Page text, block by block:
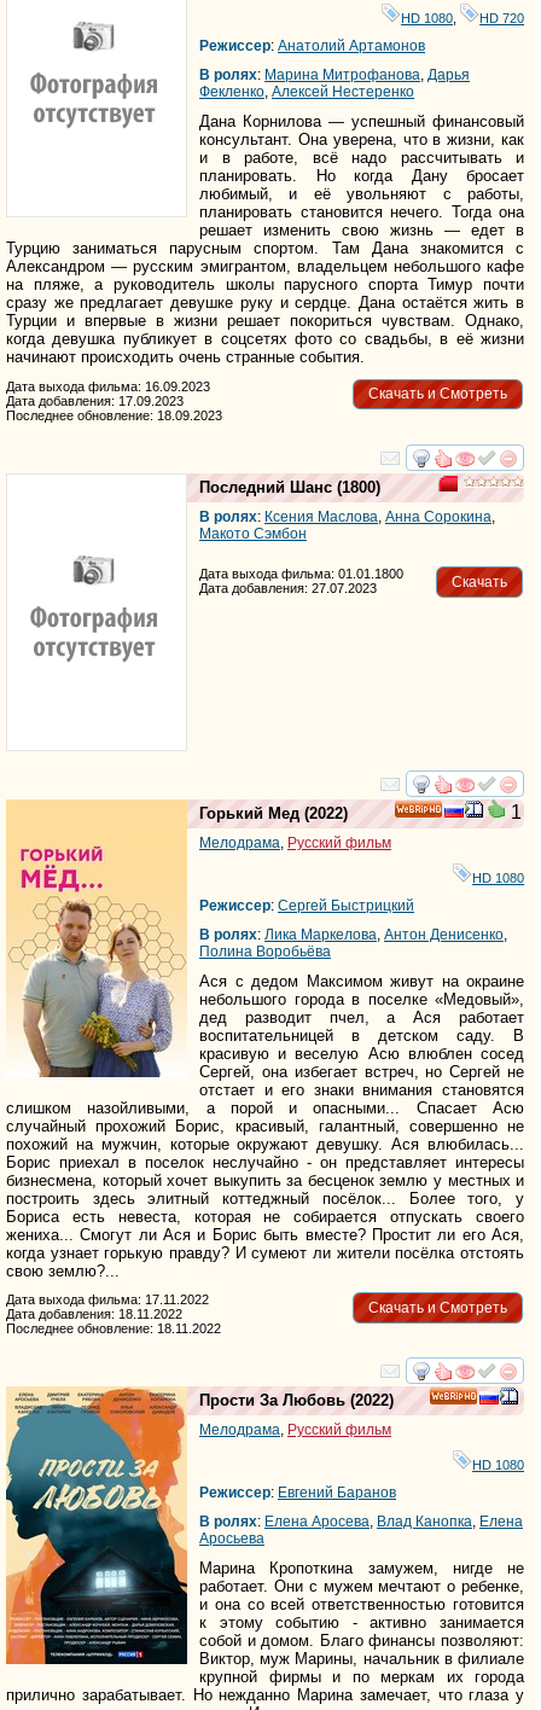
HD 1080 HD 720
Режиссер: Анатолий Артамонов
В ролях: Марина Митрофанова Дарья
Фекленко Алексей Нестеренко
Дана Корнилова — успешный финансовый
консультант. Она уверена, что в жизни, как
и в работе, всё надо рассчитывать и
планировать. Но когда Дану бросает
любимый, и её увольняют с работы,
планировать становится нечего. Тогда она
решает изменить свою жизнь — едет в
Турцию заниматься парусным спортом. Там Дана знакомится с
Александром — русским эмигрантом, владельцем небольшого кафе
на пляже, а руководитель школы парусного спорта Тимур почти
сразу же предлагает девушке руку и сердце. Дана остаётся жить в
Турции и впервые в жизни решает покориться чувствам. Однако,
когда девушка публикует в соцсетях фото со свадьбы, в её жизни
начинают происходить очень странные события.
Скачать и Смотреть
Дата выхода фильма: 16.09.2023
Дата добавления: 17.09.2023
Последнее обновление: 18.09.2023
смотреть
Последний Шанс (1800)
В ролях: Ксения Маслова Анна Сорокина
Макото Сэмбон
Скачать
Дата выхода фильма: 01.01.1800
Дата добавления: 27.07.2023
смотреть
HD
1
Горький Мед (2022)
Мелодрама Русский фильм
HD 1080
Режиссер: Сергей Быстрицкий
В ролях: Лика Маркелова Антон Денисенко
Полина Воробьёва
Ася с дедом Максимом живут на окраине
небольшого города в поселке «Медовый»,
дед разводит пчел, а Ася работает
воспитательницей в детском саду. В
красивую и веселую Асю влюблен сосед
Сергей, она избегает встреч, но Сергей не
отстает и его знаки внимания становятся
слишком назойливыми, а порой и опасными... Спасает Асю
случайный прохожий Борис, красивый, галантный, совершенно не
похожий на мужчин, которые окружают девушку. Ася влюбилась...
Борис приехал в поселок неслучайно - он представляет интересы
бизнесмена, который хочет выкупить за бесценок землю у местных и
построить здесь элитный коттеджный посёлок... Более того, у
Бориса есть невеста, которая не собирается отпускать своего
жениха... Смогут ли Ася и Борис быть вместе? Простит ли его Ася,
когда узнает горькую правду? И сумеют ли жители посёлка отстоять
свою землю?...
Скачать и Смотреть
Дата выхода фильма: 17.11.2022
Дата добавления: 18.11.2022
Последнее обновление: 18.11.2022
смотреть
HD
Прости За Любовь (2022)
Мелодрама, Русский фильм
HD 1080
Режиссер: Евгений Баранов
В ролях: Елена Аросева, Влад Канопка, Елена
Аросьева
Марина Кропоткина замужем, нигде не
работает. Они с мужем мечтают о ребенке,
и она со всей ответственностью готовится
к этому событию - активно занимается
собой и домом. Благо финансы позволяют:
Виктор, муж Марины, начальник в филиале
крупной фирмы и по меркам их города
прилично зарабатывает. Но нежданно Марина замечает, что глаза у